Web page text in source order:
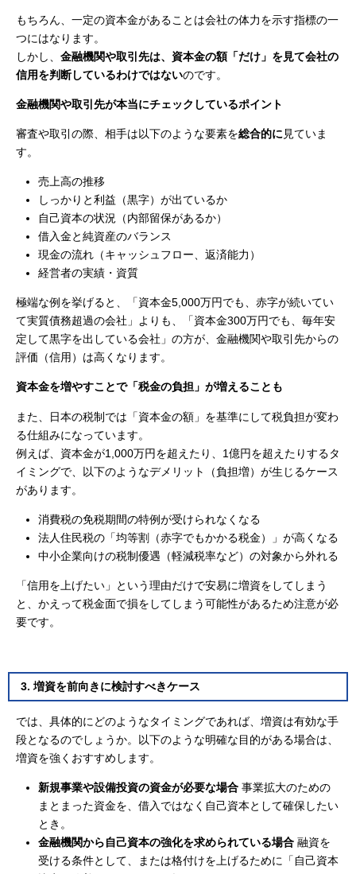
もちろん、一定の資本金があることは会社の体力を示す指標の一
つにはなります。
しかし、 金融機関や取引先は、資本金の額「だけ」を見て会社の
信用を判断しているわけではないのです。
金融機関や取引先が本当にチェックしているポイント
審査や取引の際、相手は以下のような要素を総合的に見ていま
す。
売上高の推移
しっかりと利益（黒字）が出ているか
自己資本の状況（内部留保があるか）
借入金と純資産のバランス
現金の流れ（キャッシュフロー、返済能力）
経営者の実績・資質
極端な例を挙げると、「資本金5,000万円でも、赤字が続いてい
て実質債務超過の会社」 よりも、
「資本金300万円でも、毎年安
定して黒字を出している会社」の方が、金融機関や取引先からの
評価（信用）は高くなります。
資本金を増やすことで「税金の負担」が増えることも
また、日本の税制では「資本金の額」を基準にして税負担が変わ
る仕組みになっています。
例えば、資本金が1,000万円を超えたり、1億円を超えたりするタ
イミングで、以下のようなデメリット（負担増）が生じるケース
があります。
消費税の免税期間の特例が受けられなくなる
法人住民税の「均等割（赤字でもかかる税金）」が高くなる
中小企業向けの税制優遇（軽減税率など）の対象から外れる
「信用を上げたい」という理由だけで安易に増資をしてしまう
と、かえって税金面で損をしてしまう可能性があるため注意が必
要です。
3. 増資を前向きに検討すべきケース
では、具体的にどのようなタイミングであれば、増資は有効な手
段となるのでしょうか。以下のような明確な目的がある場合は、
増資を強くおすすめします。
新規事業や設備投資の資金が必要な場合 事業拡大のための
まとまった資金を、借入ではなく自己資本として確保したい
とき。
金融機関から自己資本の強化を求められている場合 融資を
受ける条件として、または格付けを上げるために「自己資本